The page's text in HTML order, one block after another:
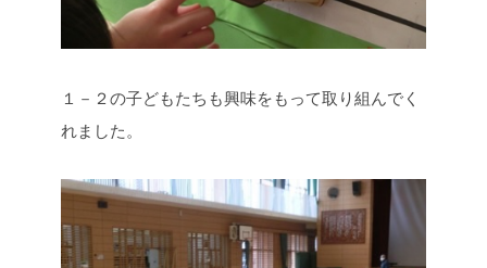
１－２の子どもたちも興味をもって取り組んでく
れました。